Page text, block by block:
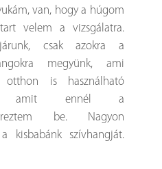
van, hogy a húgom
velem a vizsgálatra.
csak azokra a
megyünk, ami
otthon is használható
amit ennél a
be. Nagyon
kisbabánk szívhangját.